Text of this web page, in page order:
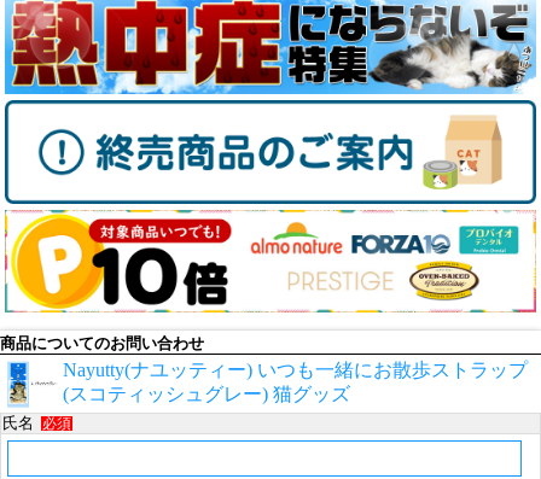
商品についてのお問い合わせ
Nayutty(ナユッティー) いつも一緒にお散歩ストラップ
(スコティッシュグレー) 猫グッズ
氏名 必須